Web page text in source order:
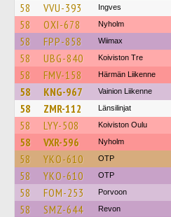
58 VVU-393 Ingves
58 OXI-678 Nyholm
58 FPP-858 Wiimax
58 UBG-840 Koiviston Tre
58 FMV-158 Härmän Liikenne
58 KNG-967 Vainion Liikenne
58 ZMR-112 Länsilinjat
58 LYY-508 Koiviston Oulu
58 VXR-596 Nyholm
58 YKO-610 OTP
58 YKO-610 OTP
58 FOM-253 Porvoon
58 SMZ-644 Revon